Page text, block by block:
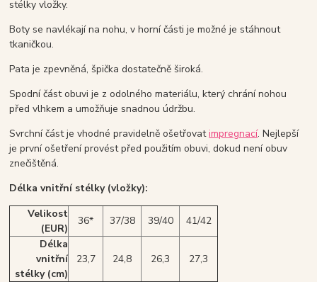
stélky vložky.
Boty se navlékají na nohu, v horní části je možné je stáhnout
tkaničkou.
Pata je zpevněná, špička dostatečně široká.
Spodní část obuvi je z odolného materiálu, který chrání nohou
před vlhkem a umožňuje snadnou údržbu.
Svrchní část je vhodné pravidelně ošetřovatimpregnací. Nejlepší
je první ošetření provést před použitím obuvi, dokud není obuv
znečištěná.
Délka vnitřní stélky (vložky):
Velikost
(EUR)
36* 37/38 39/40
41/42
Délka
vnitřní
stélky (cm)
23,7 24,8 26,3 27,3